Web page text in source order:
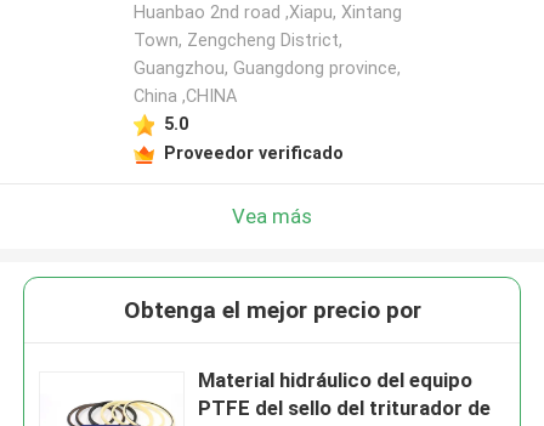
Huanbao 2nd road ,Xiapu, Xintang
Town, Zengcheng District,
Guangzhou, Guangdong province,
China ,CHINA
5.0
Proveedor verificado
Vea más
Obtenga el mejor precio por
Material hidráulico del equipo
PTFE del sello del triturador de